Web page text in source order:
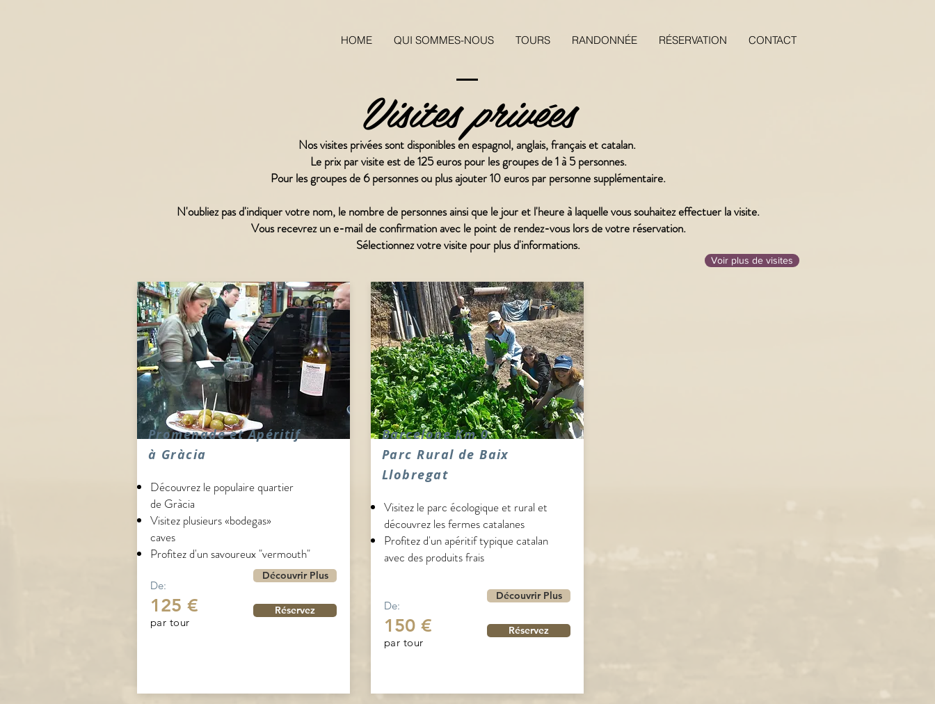
HOME QUI SOMMES-NOUS TOURS RANDONNÉE RÉSERVATION CONTACT
Visites privées
Nos visites privées sont disponibles en espagnol, anglais, français et catalan.
Le prix par visite est de 125 euros pour les groupes de 1 à 5 personnes.
Pour les groupes de 6 personnes ou plus ajouter 10 euros par personne supplémentaire.
N'oubliez pas d'indiquer votre nom, le nombre de personnes ainsi que le jour et l'heure à laquelle vous souhaitez effectuer la visite.
Vous recevrez un e-mail de confirmation avec le point de rendez-vous lors de votre réservation.
Sélectionnez votre visite pour plus d'informations.
Voir plus de visites
Promenade et Apéritif
à Gràcia
Découvrez le populaire quartier
de Gràcia
Visitez plusieurs «bodegas»
caves
Profitez d'un savoureux "vermouth"
De:
125 €
par tour
Découvrir Plus
Réservez
Barcelone Km 0
Parc Rural de Baix
Llobregat
Visitez le parc écologique et rural et
découvrez les fermes catalanes
Profitez d'un apéritif typique catalan
avec des produits frais
De:
150 €
par tour
Découvrir Plus
Réservez